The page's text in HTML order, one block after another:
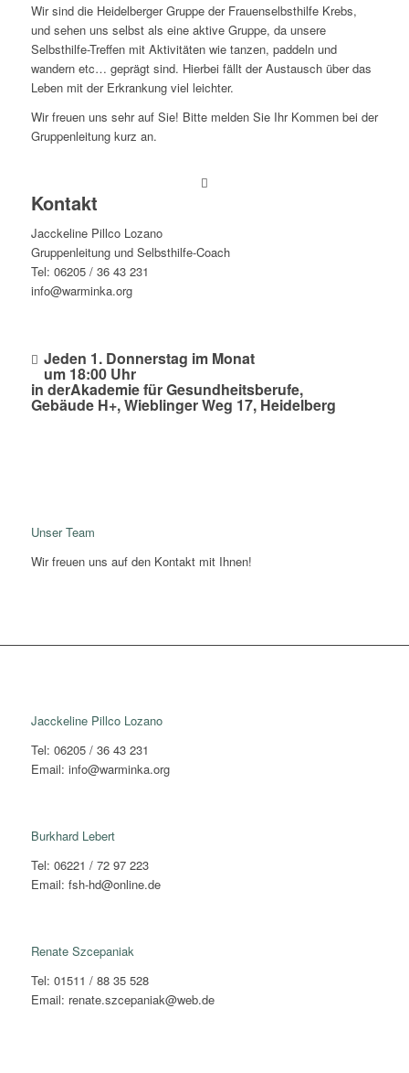
Wir sind die Heidelberger Gruppe der Frauenselbsthilfe Krebs,
und sehen uns selbst als eine aktive Gruppe, da unsere
Selbsthilfe-Treffen mit Aktivitäten wie tanzen, paddeln und
wandern etc… geprägt sind. Hierbei fällt der Austausch über das
Leben mit der Erkrankung viel leichter.
Wir freuen uns sehr auf Sie! Bitte melden Sie Ihr Kommen bei der
Gruppenleitung kurz an.
Kontakt
Jacckeline Pillco Lozano
Gruppenleitung und Selbsthilfe-Coach
Tel: 06205 / 36 43 231
info@warminka.org
Jeden 1. Donnerstag im Monat
um 18:00 Uhr
in derAkademie für Gesundheitsberufe,
Gebäude H+, Wieblinger Weg 17, Heidelberg
Unser Team
Wir freuen uns auf den Kontakt mit Ihnen!
Jacckeline Pillco Lozano
Tel: 06205 / 36 43 231
Email: info@warminka.org
Burkhard Lebert
Tel: 06221 / 72 97 223
Email: fsh-hd@online.de
Renate Szcepaniak
Tel: 01511 / 88 35 528
Email: renate.szcepaniak@web.de